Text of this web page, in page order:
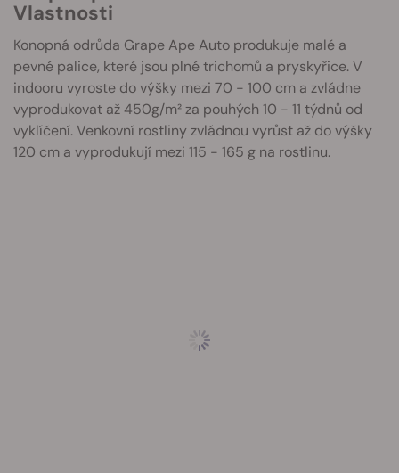
Vlastnosti
Konopná odrůda Grape Ape Auto produkuje malé a
pevné palice, které jsou plné trichomů a pryskyřice. V
indooru vyroste do výšky mezi 70 - 100 cm a zvládne
vyprodukovat až 450g/m² za pouhých 10 - 11 týdnů od
vyklíčení. Venkovní rostliny zvládnou vyrůst až do výšky
120 cm a vyprodukují mezi 115 - 165 g na rostlinu.